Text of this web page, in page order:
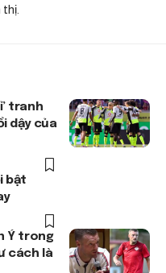
tranh
dậy của
bật
Ý trong
cách là